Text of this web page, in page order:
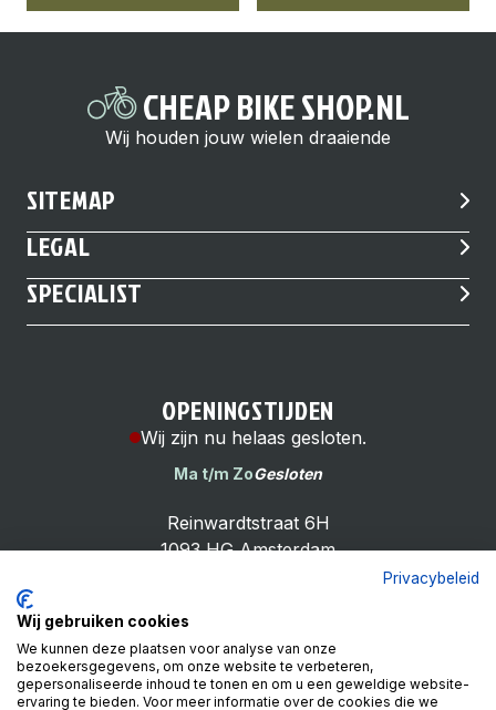
CHEAP BIKE SHOP.NL
Wij houden jouw wielen draaiende
SITEMAP
LEGAL
SPECIALIST
Cheap Bike Shop
4.9
OPENINGSTIJDEN
Wij zijn nu helaas gesloten.
Ma t/m ZoGesloten
Reinwardtstraat 6H
1093 HG Amsterdam
Privacybeleid
Wij gebruiken cookies
We kunnen deze plaatsen voor analyse van onze
bezoekersgegevens, om onze website te verbeteren,
gepersonaliseerde inhoud te tonen en om u een geweldige website-
ervaring te bieden. Voor meer informatie over de cookies die we